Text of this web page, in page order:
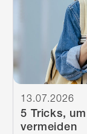
5 Tricks,
vermeiden
13.07.2026